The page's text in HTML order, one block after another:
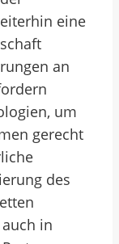
eine
an
um
gerecht
des
in